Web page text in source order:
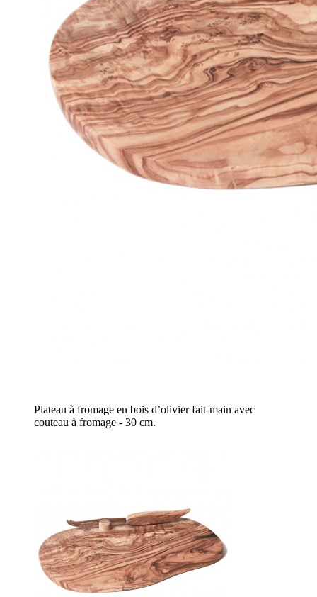
Plateau à fromage en bois d’olivier fait-main avec
couteau à fromage - 30 cm.